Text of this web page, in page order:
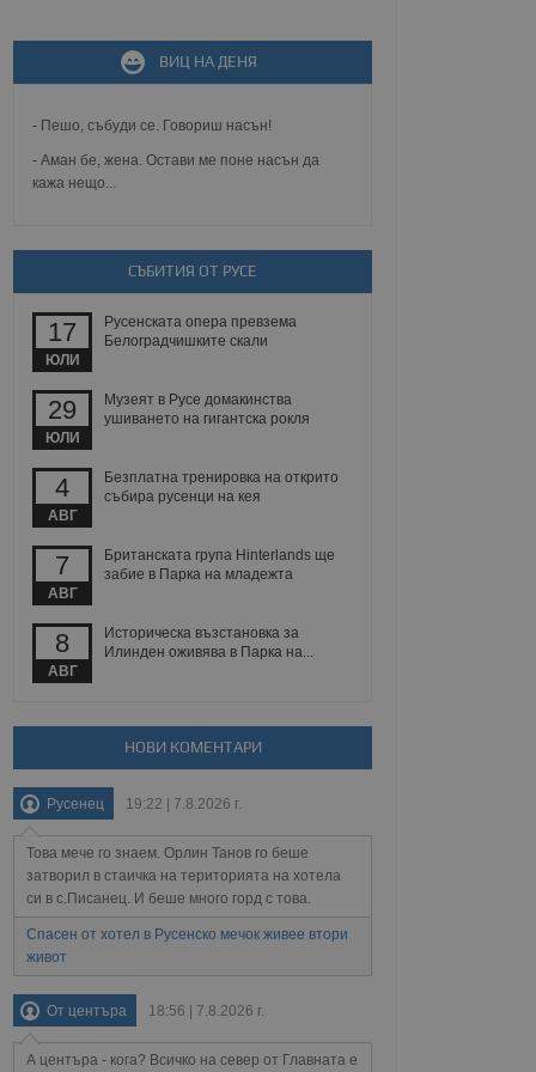
ВИЦ НА ДЕНЯ
- Пешо, събуди се. Говориш насън!
- Аман бе, жена. Остави ме поне насън да
кажа нещо...
СЪБИТИЯ ОТ РУСЕ
17
ЮЛИ
Русенската опера превзема
Белоградчишките скали
29
ЮЛИ
Музеят в Русе домакинства
ушиването на гигантска рокля
4
АВГ
Безплатна тренировка на открито
събира русенци на кея
7
АВГ
Британската група Hinterlands ще
забие в Парка на младежта
8
АВГ
Историческа възстановка за
Илинден оживява в Парка на...
НОВИ КОМЕНТАРИ
Русенец 19:22 | 7.8.2026 г.
Това мече го знаем. Орлин Танов го беше
затворил в стаичка на територията на хотела
си в с.Писанец. И беше много горд с това.
Спасен от хотел в Русенско мечок живее втори
живот
От центъра 18:56 | 7.8.2026 г.
А центъра - кога? Всичко на север от Главната е
зададена от уеб
MVC
известно като
Той не съдържа
при затваряне
за съгласието
политики и
сесии.
между хората
за да се правят
уебсайт.
на
на бисквитките,
и
и предоставя
използва
потребител може
поведение и
на сайта. Тя
с
на
на сайта.
взаимодействия
и потребителския
събиране на данни
за
се
на тестване.
данни,
на посещенията,
били заредени.
опит.
на прегледи на
на
тя може
новата или
на сайта. Тя
която е
в целия
на социалните
Описание